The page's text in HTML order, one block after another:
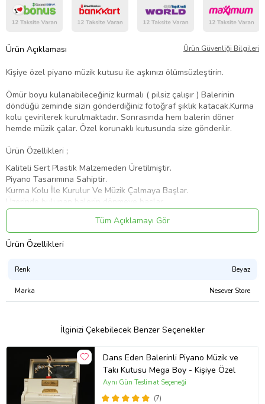
Ürün Açıklaması Ürün Güvenliği Bilgileri
Kişiye özel piyano müzik kutusu ile aşkınızı ölümsüzleştirin.
Ömür boyu kulanabileceğiniz kurmalı ( pilsiz çalışır ) Balerinin
döndüğü zeminde sizin gönderdiğiniz fotoğraf şıklık katacak.Kurma
kolu çevirilerek kurulmaktadır. Sonrasında hem balerin döner
hemde müzik çalar. Özel korunaklı kutusunda size gönderilir.
Ürün Özellikleri ;
Kaliteli Sert Plastik Malzemeden Üretilmiştir.
Piyano Tasarımına Sahiptir.
Kurma Kolu İle Kurulur Ve Müzik Çalmaya Başlar.
Üzerinde bulunan balerin dönmeye başlar.
Aynı zamanda Tuş Kapağını Açtığınızda Üzerine Koyduğunuz
Balerin Dans Ederek Dönmeye Başlar.
Müzik Kutusunun altında bulunan çevirme kolu vasıtasıyla
Çevirerek Kurabilirsiniz.
Tüm Açıklamayı Gör
Ürün Özellikleri
Renk Beyaz
Marka Nesever Store
İlginizi Çekebilecek Benzer Seçenekler
Dans Eden Balerinli Piyano Müzik ve
Takı Kutusu Mega Boy - Kişiye Özel
(7)
Aynı Gün Teslimat Seçeneği